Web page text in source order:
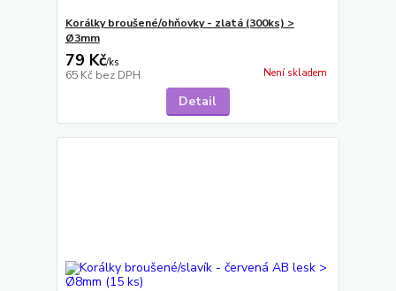
Korálky broušené/ohňovky - zlatá (300ks) >
Ø3mm
79 Kč/ks
65 Kč bez DPH Není skladem
Detail